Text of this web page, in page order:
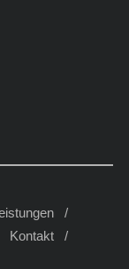
Kontakt